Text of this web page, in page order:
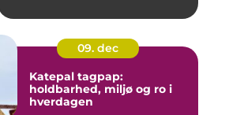
09. dec
Katepal tagpap:
holdbarhed, miljø og ro i
hverdagen